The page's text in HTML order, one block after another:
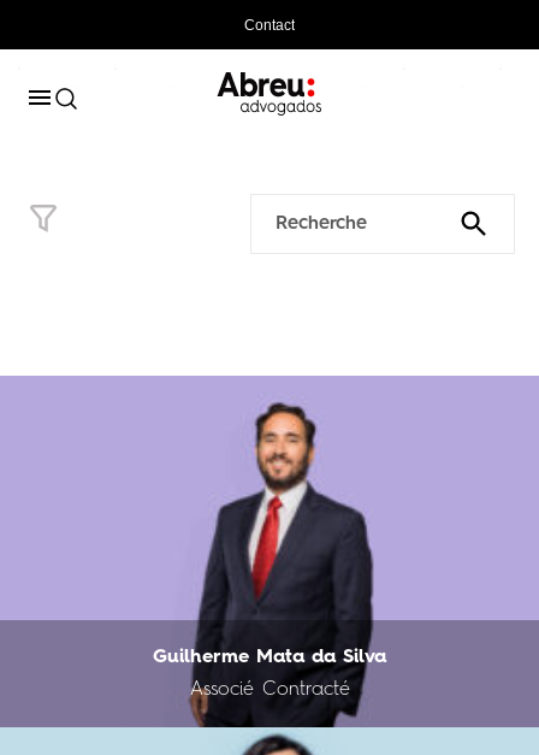
Contact
Guilherme Mata da Silva
Associé Contracté